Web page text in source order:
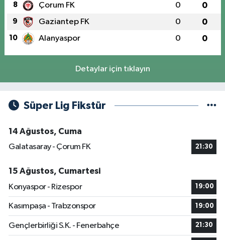
8 Çorum FK 0 0
9 Gaziantep FK 0 0
10 Alanyaspor 0 0
Detaylar için tıklayın
Süper Lig Fikstür
14 Ağustos, Cuma
Galatasaray - Çorum FK
21:30
15 Ağustos, Cumartesi
Konyaspor - Rizespor
19:00
Kasımpaşa - Trabzonspor 19:00
Gençlerbirliği S.K. - Fenerbahçe 21:30